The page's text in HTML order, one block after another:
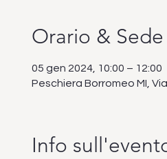
Orario & Sede
05 gen 2024, 10:00 – 12:00
Peschiera Borromeo MI,
Info